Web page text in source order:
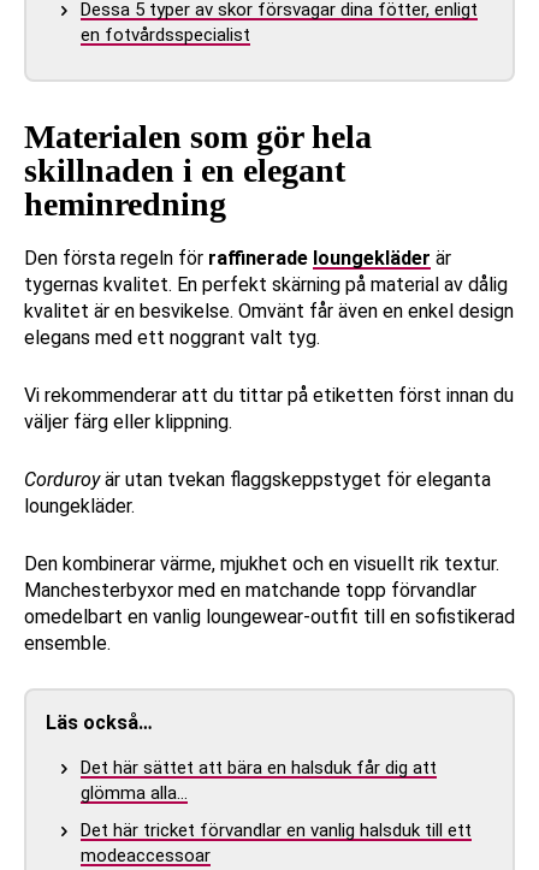
Dessa 5 typer av skor försvagar dina fötter, enligt
en fotvårdsspecialist
Materialen som gör hela
skillnaden i en elegant
heminredning
Den första regeln för raffinerade loungekläder är
tygernas kvalitet. En perfekt skärning på material av dålig
kvalitet är en besvikelse. Omvänt får även en enkel design
elegans med ett noggrant valt tyg.
Vi rekommenderar att du tittar på etiketten först innan du
väljer färg eller klippning.
Corduroyär utan tvekan flaggskeppstyget för eleganta
loungekläder.
Den kombinerar värme, mjukhet och en visuellt rik textur.
Manchesterbyxor med en matchande topp förvandlar
omedelbart en vanlig loungewear-outfit till en sofistikerad
ensemble.
Läs också…
Det här sättet att bära en halsduk får dig att
glömma alla…
Det här tricket förvandlar en vanlig halsduk till ett
modeaccessoar